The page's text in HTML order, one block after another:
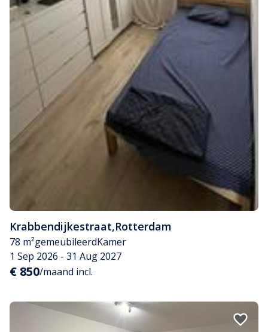
Krabbendijkestraat,Rotterdam
78 m²gemeubileerdKamer
1 Sep 2026 - 31 Aug 2027
€ 850/maand incl.